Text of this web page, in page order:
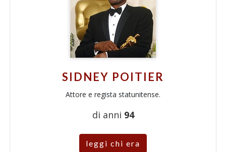
SIDNEY POITIER
Attore e regista statunitense.
di anni 94
leggi chi era